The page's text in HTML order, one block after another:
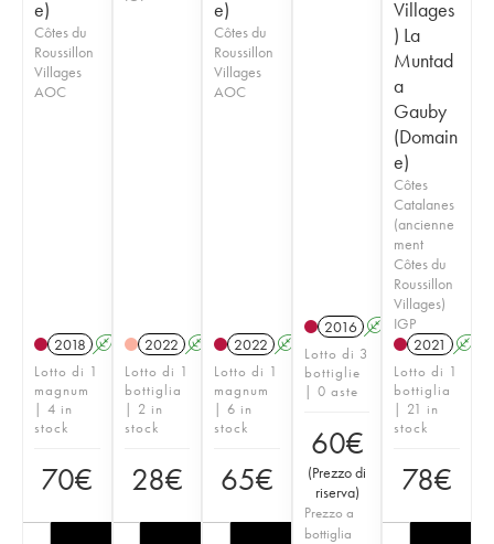
e)
Côtes du
Roussillon
Villages
AOC
2018 A
Lotto di 1
magnum
| 4 in
stock
70€
2022 A K
Lotto di 1
bottiglia
| 2 in
stock
28€
e)
Côtes du
Roussillon
Villages
AOC
2022 A
Lotto di 1
magnum
| 6 in
stock
65€
2016 A
Lotto di 3
bottiglie
| 0 aste
60€
(Prezzo di
riserva)
Prezzo a
bottiglia
Villages
) La
Muntad
a
Gauby
(Domain
e)
Côtes
Catalanes
(ancienne
ment
Côtes du
Roussillon
Villages)
IGP
2021
A
Lotto di 1
bottiglia
| 21 in
stock
78€